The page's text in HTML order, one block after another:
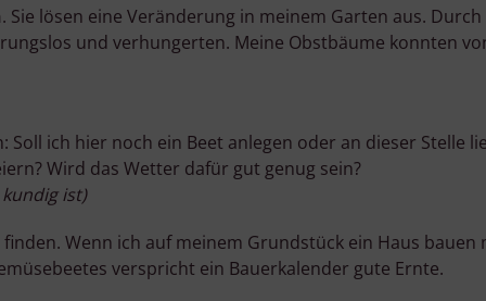
. Sie lösen eine Veränderung in meinem Garten aus.
und verhungerten. Meine Obstbäume konnten
Soll ich hier noch ein Beet anlegen oder an dieser Stelle
Wird das Wetter dafür gut genug sein?
ist)
Wenn ich auf meinem Grundstück ein Haus
verspricht ein Bauerkalender gute Ernte.
Verwendung genauer Standortdaten
Endgeräteeigenschaften zur Identifikation aktiv abfragen